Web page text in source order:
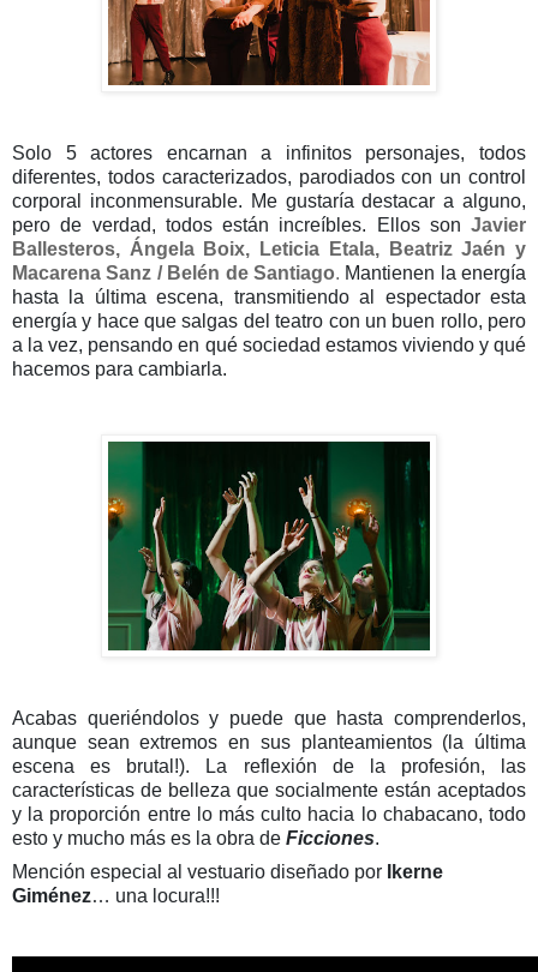
Solo 5 actores encarnan a infinitos personajes, todos
diferentes, todos caracterizados, parodiados con un control
corporal inconmensurable. Me gustaría destacar a alguno,
pero de verdad, todos están increíbles. Ellos son Javier
Ballesteros, Ángela Boix, Leticia Etala, Beatriz Jaén y
Macarena Sanz / Belén de Santiago. Mantienen la energía
hasta la última escena, transmitiendo al espectador esta
energía y hace que salgas del teatro con un buen rollo, pero
a la vez, pensando en qué sociedad estamos viviendo y qué
hacemos para cambiarla.
Acabas queriéndolos y puede que hasta comprenderlos,
aunque sean extremos en sus planteamientos (la última
escena es brutal!). La reflexión de la profesión, las
características de belleza que socialmente están aceptados
y la proporción entre lo más culto hacia lo chabacano, todo
esto y mucho más es la obra de Ficciones.
Mención especial al vestuario diseñado por
Ikerne
Giménez… una locura!!!